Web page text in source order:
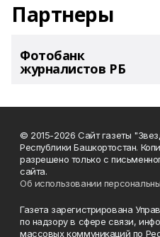
Партнеры
Фотобанк
журналистов РБ
© 2015-2026 Сайт газеты
Республики Башкортостан.
разрешено только с
сайта.
Об использовании
Газета зарегистрирована
по надзору в сфере связи,
массовых коммуникаций по